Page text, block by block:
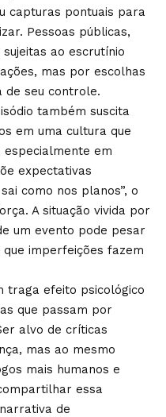
capturas pontuais para
Pessoas públicas,
ao escrutínio
mas por escolhas
de seu controle.
também suscita
em uma cultura que
em
expectativas
como nos planos”, o
A situação vivida por
um evento pode pesar
imperfeições fazem
traga efeito psicológico
que passam por
alvo de críticas
mas ao mesmo
mais humanos e
essa
de